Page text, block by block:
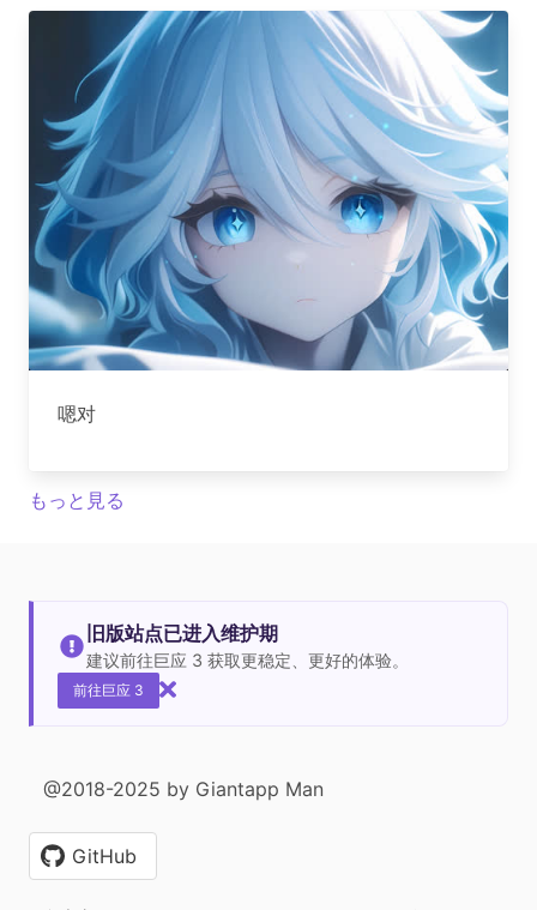
嗯对
もっと見る
旧版站点已进入维护期
建议前往巨应 3 获取更稳定、更好的体验。
前往巨应 3
@2018-2025 by Giantapp Man
GitHub